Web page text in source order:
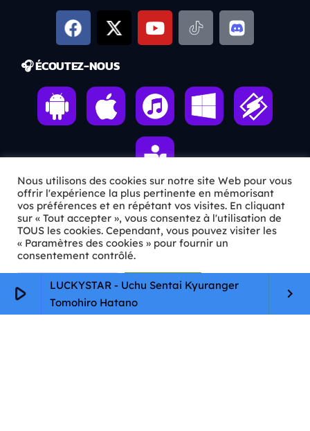
play_arrow
LUCKYSTAR - Uchu Sentai Kyuranger
Tomohiro Hatano
keyboard_arrow_right
🎧 ÉCOUTEZ-NOUS
ℹ️ INFOS PRATIQUES
✉️Contact
🦊Qui sommes-nous ?
📄
Mentions légales
Nous utilisons des cookies sur notre site Web pour vous
offrir l'expérience la plus pertinente en mémorisant
vos préférences et en répétant vos visites. En cliquant
sur « Tout accepter », vous consentez à l'utilisation de
TOUS les cookies. Cependant, vous pouvez visiter les
« Paramètres des cookies » pour fournir un
consentement contrôlé.
Paramètres Cookie Tout accepter